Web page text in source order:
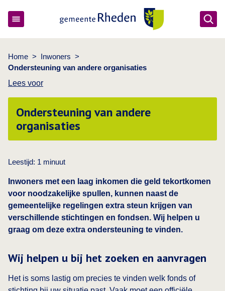
Home > Inwoners >
Ondersteuning van andere organisaties
Lees voor
Ondersteuning van andere
organisaties
Leestijd: 1 minuut
Inwoners met een laag inkomen die geld tekortkomen
voor noodzakelijke spullen, kunnen naast de
gemeentelijke regelingen extra steun krijgen van
verschillende stichtingen en fondsen. Wij helpen u
graag om deze extra ondersteuning te vinden.
Wij helpen u bij het zoeken en aanvragen
Het is soms lastig om precies te vinden welk fonds of